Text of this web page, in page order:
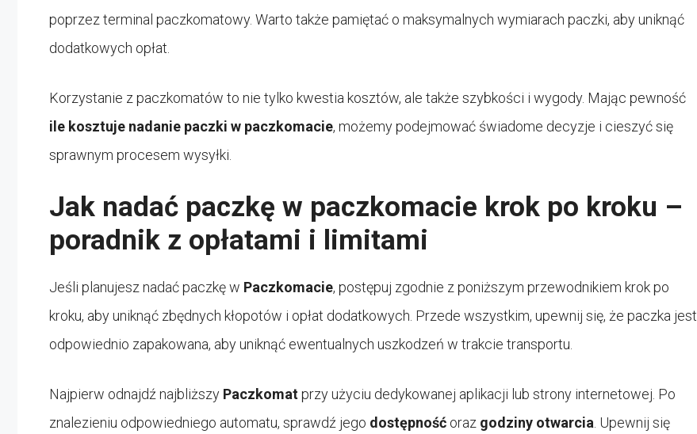
poprzez terminal paczkomatowy. Warto także pamiętać o maksymalnych wymiarach paczki, aby uniknąć
dodatkowych opłat.
Korzystanie z paczkomatów to nie tylko kwestia kosztów, ale także szybkości i wygody. Mając pewność
ile kosztuje nadanie paczki w paczkomacie, możemy podejmować świadome decyzje i cieszyć się
sprawnym procesem wysyłki.
Jak nadać paczkę w paczkomacie krok po kroku –
poradnik z opłatami i limitami
Jeśli planujesz nadać paczkę w Paczkomacie, postępuj zgodnie z poniższym przewodnikiem krok po
kroku, aby uniknąć zbędnych kłopotów i opłat dodatkowych. Przede wszystkim, upewnij się, że paczka jest
odpowiednio zapakowana, aby uniknąć ewentualnych uszkodzeń w trakcie transportu.
Najpierw odnajdź najbliższy Paczkomatprzy użyciu dedykowanej aplikacji lub strony internetowej. Po
znalezieniu odpowiedniego automatu, sprawdź jego dostępność oraz godziny otwarcia . Upewnij się